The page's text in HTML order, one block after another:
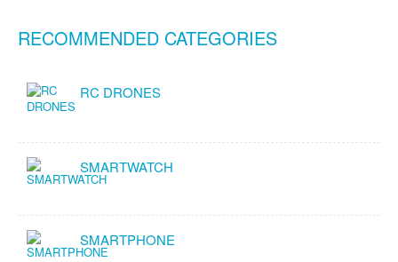
RECOMMENDED CATEGORIES
RC DRONES
SMARTWATCH
SMARTPHONE